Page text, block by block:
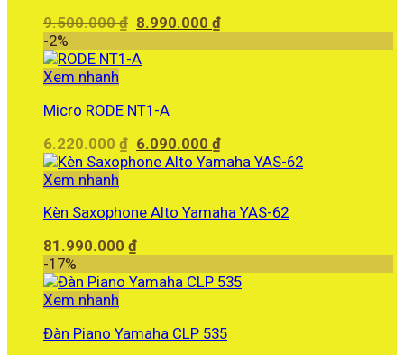
9.500.000₫ Giá
là:
8.990.000₫Giá
-2%
Xem nhanh
Micro RODE NT1-A
6.220.000₫ Giá
gốc
6.090.000₫Giá
hiện
6.090.000 ₫.
Xem nhanh
Kèn Saxophone Alto Yamaha YAS-62
81.990.000 ₫
-17%
Xem nhanh
Đàn Piano Yamaha CLP 535